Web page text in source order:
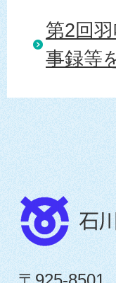
第2回
事録等